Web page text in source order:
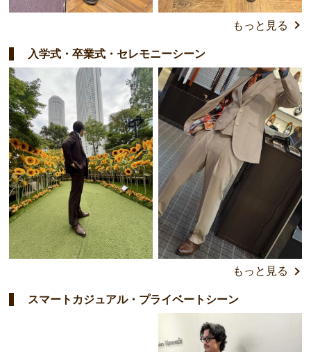
もっと見る
入学式・卒業式・セレモニーシーン
もっと見る
スマートカジュアル・プライベートシーン